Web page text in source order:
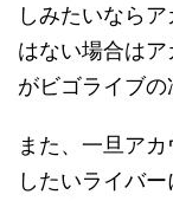
しみたいなら
はない場合は
がビゴライブの
また、一旦ア
したいライバ